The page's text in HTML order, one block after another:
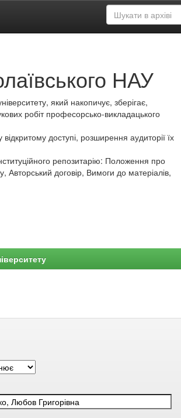
НАУ
який накопичує, зберігає,
робіт професорсько-викладацького
доступі, розширення аудиторії їх
репозитарію: Положення про
Авторський договір, Вимоги до матеріалів,